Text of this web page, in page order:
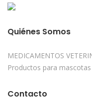
Quiénes Somos
MEDICAMENTOS
Productos para
Contacto